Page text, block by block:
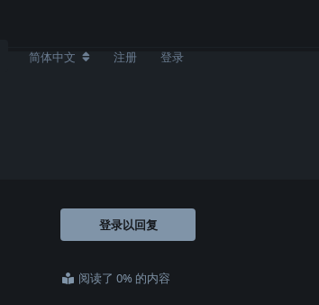
简体中文 注册 登录
登录以回复
阅读了 0% 的内容